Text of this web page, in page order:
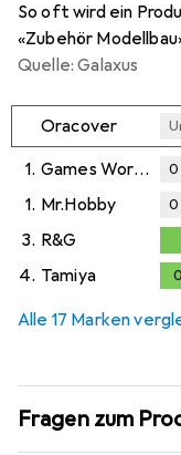
So oft wird ein
«Zubehör
Quelle: Galaxus
Oracover
1. Games Workshop 0
1. Mr.Hobby 0
3. R&G
0,2%
4. Tamiya
Alle 17 Marken
Fragen zum